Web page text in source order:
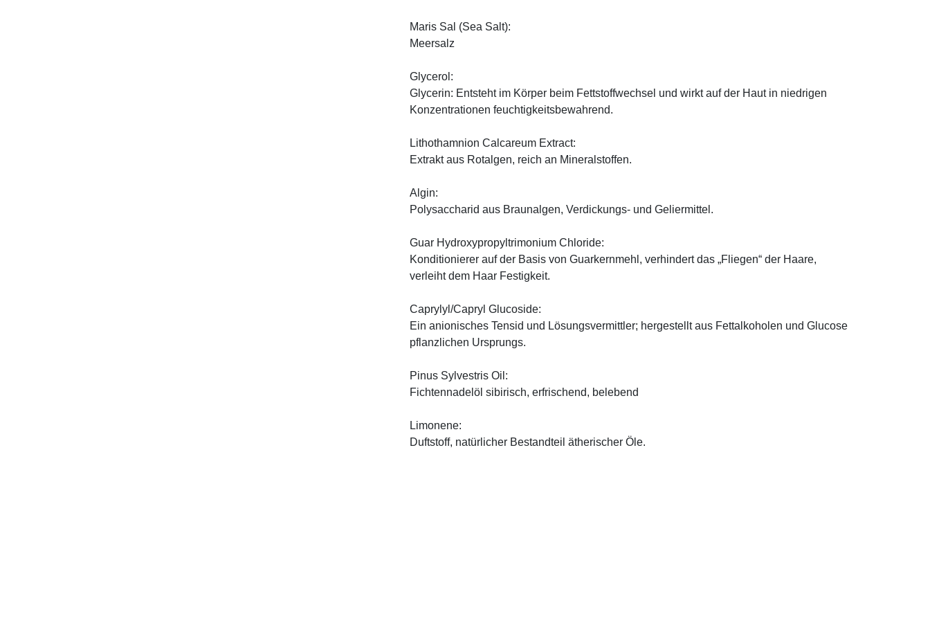
Maris Sal (Sea Salt):
Meersalz
Glycerol:
Glycerin: Entsteht im Körper beim Fettstoffwechsel und wirkt auf der Haut in niedrigen
Konzentrationen feuchtigkeitsbewahrend.
Lithothamnion Calcareum Extract:
Extrakt aus Rotalgen, reich an Mineralstoffen.
Algin:
Polysaccharid aus Braunalgen, Verdickungs- und Geliermittel.
Guar Hydroxypropyltrimonium Chloride:
Konditionierer auf der Basis von Guarkernmehl, verhindert das „Fliegen“ der Haare,
verleiht dem Haar Festigkeit.
Caprylyl/Capryl Glucoside:
Ein anionisches Tensid und Lösungsvermittler; hergestellt aus Fettalkoholen und Glucose
pflanzlichen Ursprungs.
Pinus Sylvestris Oil:
Fichtennadelöl sibirisch, erfrischend, belebend
Limonene:
Duftstoff, natürlicher Bestandteil ätherischer Öle.